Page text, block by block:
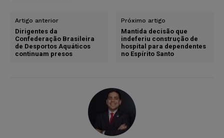
Artigo anterior
Dirigentes da
Confederação Brasileira
de Desportos Aquáticos
continuam presos
Próximo artigo
Mantida decisão que
indeferiu construção de
hospital para dependentes
no Espírito Santo